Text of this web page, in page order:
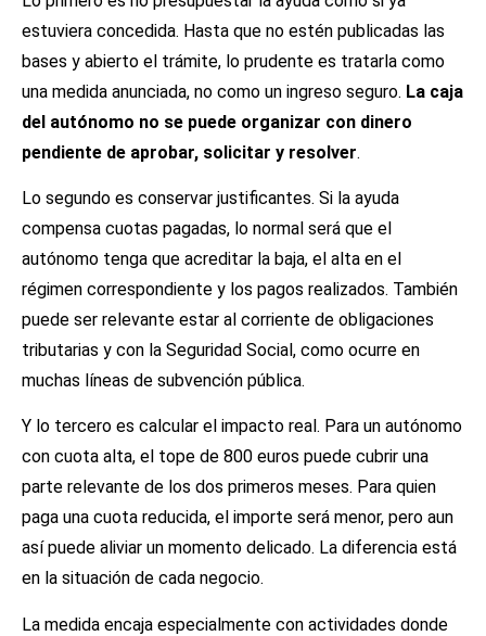
estuviera concedida. Hasta que no estén publicadas las
bases y abierto el trámite, lo prudente es tratarla como
una medida anunciada, no como un ingreso seguro. La caja
del autónomo no se puede organizar con dinero
pendiente de aprobar, solicitar y resolver.
Lo segundo es conservar justificantes. Si la ayuda
compensa cuotas pagadas, lo normal será que el
autónomo tenga que acreditar la baja, el alta en el
régimen correspondiente y los pagos realizados. También
puede ser relevante estar al corriente de obligaciones
tributarias y con la Seguridad Social, como ocurre en
muchas líneas de subvención pública.
Y lo tercero es calcular el impacto real. Para un autónomo
con cuota alta, el tope de 800 euros puede cubrir una
parte relevante de los dos primeros meses. Para quien
paga una cuota reducida, el importe será menor, pero aun
así puede aliviar un momento delicado. La diferencia está
en la situación de cada negocio.
La medida encaja especialmente con actividades donde